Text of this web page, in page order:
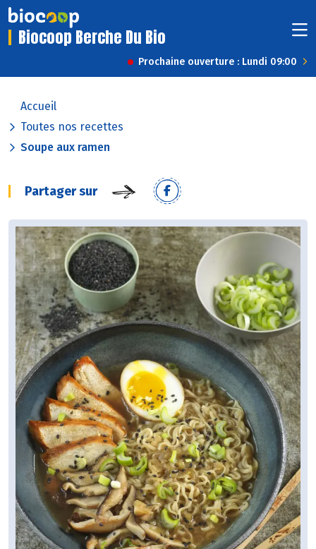
Biocoop Berche Du Bio
Prochaine ouverture : Lundi 09:00
Accueil
Toutes nos recettes
Soupe aux ramen
Partager sur